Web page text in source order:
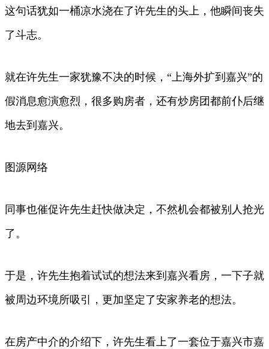
这句话犹如一桶凉水浇在了许先生的头上，他瞬间丧失
了斗志。
就在许先生一家犹豫不决的时候，“上海外扩到嘉兴”的
假消息愈演愈烈，很多购房者，还有炒房团都前仆后继
地去到嘉兴。
图源网络
同事也催促许先生赶快做决定，不然机会都被别人抢光
了。
于是，许先生抱着试试的想法来到嘉兴看房，一下子就
被周边环境所吸引，更加坚定了安家养老的想法。
在房产中介的介绍下，许先生看上了一套位于嘉兴市嘉